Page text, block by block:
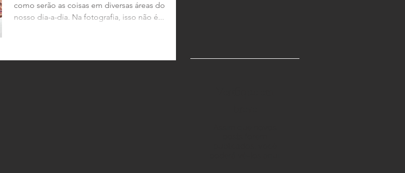
como serão as coisas em diversas áreas do
nosso dia-a-dia. Na fotografia, isso não é...